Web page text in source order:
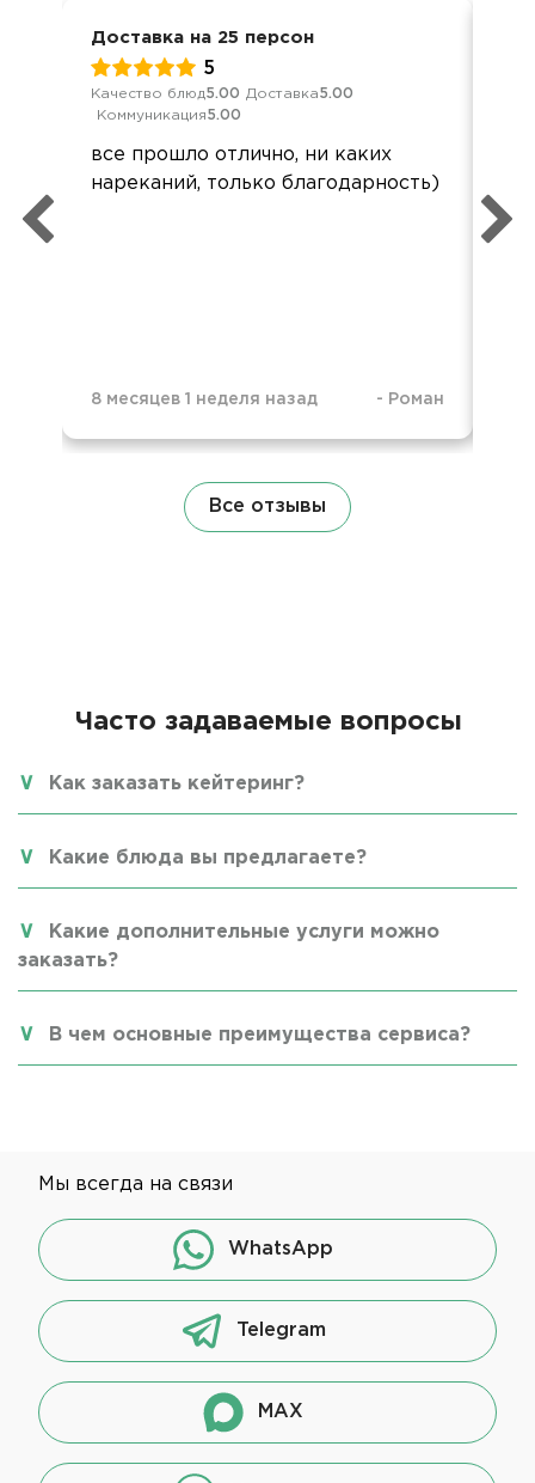
Доставка на 25 персон
5
Качество блюд5.00 Доставка5.00
Коммуникация5.00
все прошло отлично, ни каких
нареканий, только благодарность)
8 месяцев 1 неделя назад - Роман
Все отзывы
Часто задаваемые вопросы
Как заказать кейтеринг?
Какие блюда вы предлагаете?
Какие дополнительные услуги можно
заказать?
В чем основные преимущества сервиса?
Мы всегда на связи
WhatsApp
Telegram
MAX